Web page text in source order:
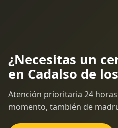
¿Necesitas un
en Cadalso de
Atención prioritaria 24
momento, también de